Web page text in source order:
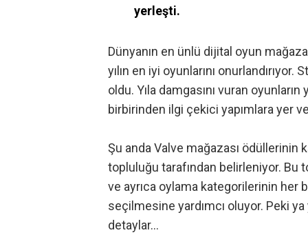
yerleşti.
Dünyanın en ünlü dijital oyun
yılın en iyi oyunlarını
oldu. Yıla damgasını vuran
birbirinden ilgi çekici yapımlara yer
Şu anda Valve mağazası ödüllerinin
topluluğu tarafından belirleniyor. Bu
ve ayrıca oylama kategorilerinin her
seçilmesine yardımcı oluyor. Peki
detaylar…